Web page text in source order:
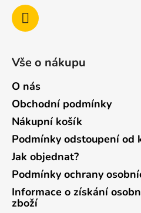
Vše o nákupu
O nás
Obchodní podmínky
Nákupní košík
Podmínky odstoupení od
Jak objednat?
Podmínky ochrany
Informace o získání
zboží